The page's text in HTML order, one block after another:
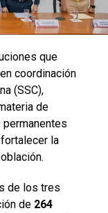
que
coordinación
(SSC),
de
la
de los tres
de 264